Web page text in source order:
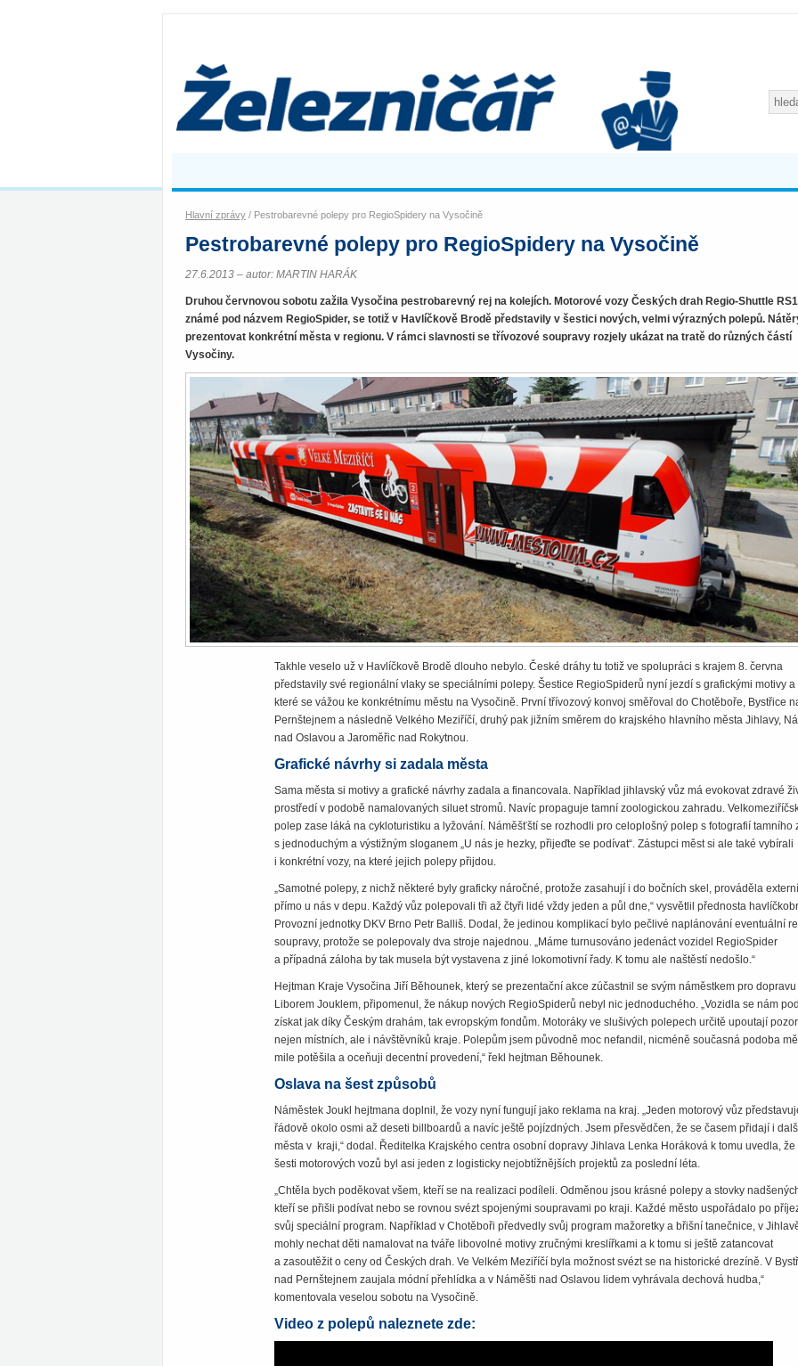
Hlavní zprávy / Pestrobarevné polepy pro RegioSpidery na Vysočině
Pestrobarevné polepy pro RegioSpidery na Vysočině
27.6.2013 – autor: MARTIN HARÁK
Druhou červnovou sobotu zažila Vysočina pestrobarevný rej na kolejích. Motorové vozy Českých drah Regio-Shuttle
známé pod názvem RegioSpider, se totiž v Havlíčkově Brodě představily v šestici nových, velmi výrazných polepů.
prezentovat konkrétní města v regionu. V rámci slavnosti se třívozové soupravy rozjely ukázat na tratě do různých částí
Vysočiny.
Takhle veselo už v Havlíčkově Brodě dlouho nebylo. České dráhy tu totiž ve spolupráci s krajem 8. června
představily své regionální vlaky se spe­ciálními polepy. Šestice RegioSpiderů nyní jezdí s grafickými motivy a
které se vážou ke konkrétnímu městu na Vysočině. První třívozový konvoj směřoval do Chotěboře, Bystřice
Pernštejnem a následně Velkého Meziříčí, druhý pak jižním směrem do krajského hlavního města Jihlavy,
nad Oslavou a Jaroměřic nad Rokytnou.
Grafické návrhy si zadala města
Sama města si motivy a grafické návrhy zadala a financovala. Například jihlavský vůz má evokovat zdravé
prostředí v podobě namalovaných siluet stromů. Navíc propaguje tamní zoologickou zahradu.
polep zase láká na cykloturistiku a lyžování. Náměšťští se rozhodli pro celoplošný polep s fotografií tamního
s jednoduchým a výstižným sloganem „U nás je hezky, přijeďte se podívat“. Zástupci měst si ale také vybírali
i konkrétní vozy, na které jejich polepy přijdou.
„Samotné polepy, z nichž některé byly graficky náročné, protože zasahují i do bočních skel, prováděla
přímo u nás v depu. Každý vůz polepovali tři až čtyři lidé vždy jeden a půl dne,“ vysvětlil přednosta
Provozní jednotky DKV Brno Petr Balliš. Dodal, že jedinou komplikací bylo pečlivé naplánování eventuální
soupravy, protože se polepovaly dva stroje najednou. „Máme turnusováno jedenáct vozidel RegioSpider
a případná záloha by tak musela být vystavena z jiné lokomotivní řady. K tomu ale naštěstí nedošlo.“
Hejtman Kraje Vysočina Jiří Běhounek, který se prezentační akce zúčastnil se svým náměstkem pro dopravu
Liborem Jouklem, připomenul, že nákup nových RegioSpiderů nebyl nic jednoduchého. „Vozidla se nám
získat jak díky Českým drahám, tak evropským fondům. Motoráky ve slušivých polepech určitě upoutají
nejen místních, ale i návštěvníků kraje. Polepům jsem původně moc nefandil, nicméně současná podoba
mile potěšila a oceňuji decentní provedení,“ řekl hejtman Běhounek.
Oslava na šest způsobů
Náměstek Joukl hejtmana doplnil, že vozy nyní fungují jako reklama na kraj. „Jeden motorový vůz
řádově okolo osmi až deseti billboardů a navíc ještě pojízdných. Jsem přesvědčen, že se časem přidají i
města v kraji,“ dodal. Ředitelka Krajského centra osobní dopravy Jihlava Lenka Horáková k tomu uvedla, že
šesti motorových vozů byl asi jeden z logisticky nejobtížnějších projektů za poslední léta.
„Chtěla bych poděkovat všem, kteří se na realizaci podíleli. Odměnou jsou krásné polepy a stovky
kteří se přišli podívat nebo se rovnou svézt spojenými soupravami po kraji. Každé město uspořádalo po
svůj speciální program. Například v Chotěboři předvedly svůj program mažoretky a břišní tanečnice, v
mohly nechat děti namalovat na tváře libovolné motivy zručnými kreslířkami a k tomu si ještě zatancovat
a zasoutěžit o ceny od Českých drah. Ve Velkém Meziříčí byla možnost svézt se na historické drezíně. V
nad Pernštejnem zaujala módní přehlídka a v Náměšti nad Oslavou lidem vyhrávala dechová hudba,“
komentovala veselou sobotu na Vysočině.
Video z polepů naleznete zde: